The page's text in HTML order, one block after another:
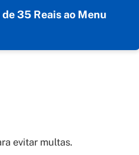
35 Reais ao Menu
evitar multas.